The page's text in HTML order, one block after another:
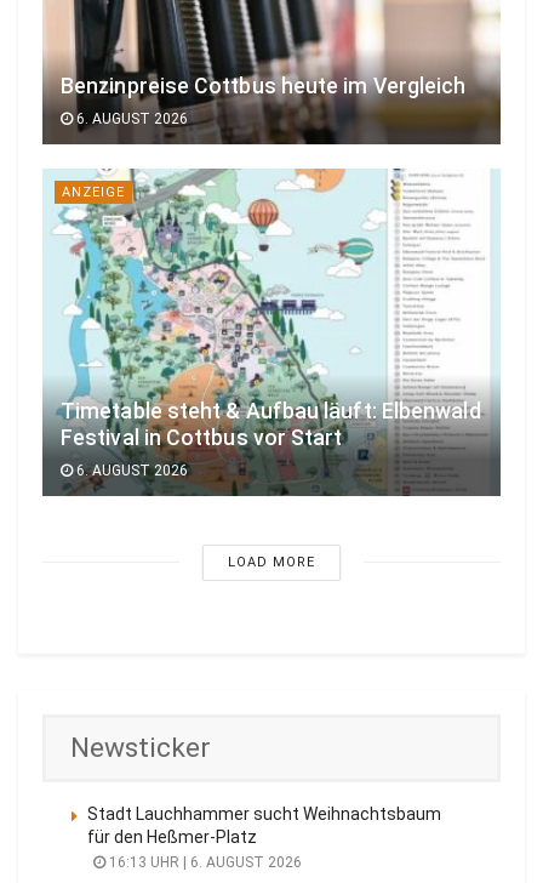
Benzinpreise Cottbus heute im Vergleich
6. AUGUST 2026
ANZEIGE
Timetable steht & Aufbau läuft: Elbenwald
Festival in Cottbus vor Start
6. AUGUST 2026
LOAD MORE
Newsticker
Stadt Lauchhammer sucht Weihnachtsbaum
für den Heßmer-Platz
16:13 UHR | 6. AUGUST 2026